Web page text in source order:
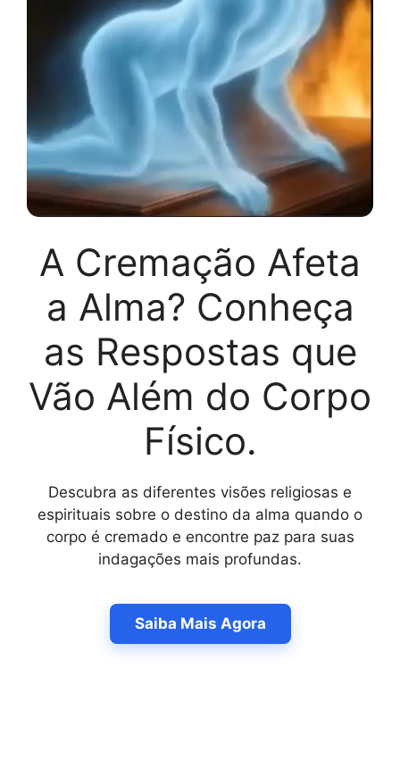
A Cremação Afeta
a Alma? Conheça
as Respostas que
Vão Além do Corpo
Físico.
Descubra as diferentes visões religiosas e
espirituais sobre o destino da alma quando o
corpo é cremado e encontre paz para suas
indagações mais profundas.
Saiba Mais Agora